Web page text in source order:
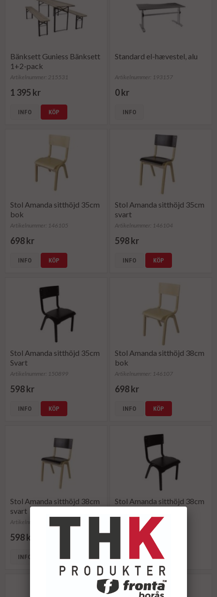
Bänksett Guniess Bänksett
1+2-pack
Artikelnummer: 215531
1 395 kr
INFO KÖP
Standard el-hævestel, alu
Artikelnummer: 193157
0 kr
INFO
Stol Amanda sitthöjd 35cm
bok
Artikelnummer: 146105
698 kr
INFO KÖP
Stol Amanda sitthöjd 35cm
svart
Artikelnummer: 146104
598 kr
INFO KÖP
Stol Amanda sitthöjd 35cm
Svart
Artikelnummer: 150899
598 kr
INFO KÖP
Stol Amanda sitthöjd 38cm
bok
Artikelnummer: 146107
698 kr
INFO KÖP
Stol Amanda sitthöjd 38cm
svart
Artikelnummer: 146106
598 kr
INFO KÖP
Stol Amanda sitthöjd 38cm
Artikelnummer: 150900
INFO KÖP